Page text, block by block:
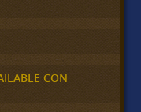
CON